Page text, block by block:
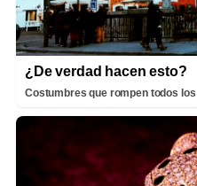
¿De verdad hacen esto?
Costumbres que rompen todos